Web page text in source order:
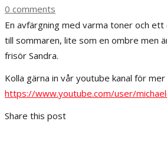
0 comments
En avfärgning med varma toner och
till sommaren, lite som en ombre men
frisör Sandra.
Kolla gärna in vår youtube kanal för
https://www.youtube.com/user/
Share this post